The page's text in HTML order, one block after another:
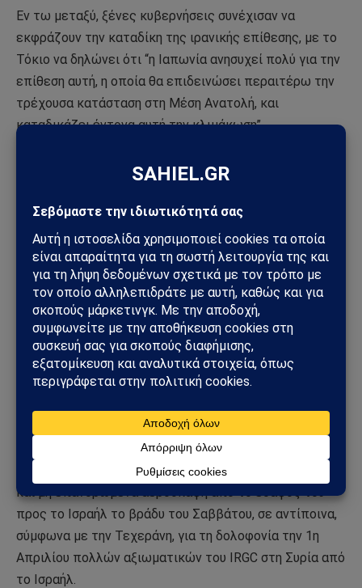
Εν τω μεταξύ, ξένες κυβερνήσεις συνέχισαν να
εκφράζουν την καταδίκη της ιρανικής επίθεσης, με το
Τόκιο να δηλώνει ότι “η Ιαπωνία ανησυχεί πολύ για την
επίθεση αυτή, η οποία θα επιδεινώσει περαιτέρω την
τρέχουσα κατάσταση στη Μέση Ανατολή, και
καταδικάζει έντονα αυτή την κλιμάκωση”.
Η Ντόχα, προστάτιδα της Χαμάς, η οποία μεσολαβεί
δήλωσε:“Το Κατάρ εκφράζει την ανησυχία του για τις
εξελίξεις στην περιοχή και καλεί όλα τα μέρη να
σταματήσουν την κλιμάκωση και να επιδείξουν
αυτοσυγκράτηση”. Το υπουργείο πρόσθεσε ότι “καλούμε
τη διεθνή κοινότητα να αναλάβει επειγόντως δράση
για την εκτόνωση της έντασης και τη μείωση της
κλιμάκωσης. Ανανεώνουμε τη δέσμευση του Κατάρ να
συνδράμει όλες τις περιφερειακές και διεθνείς
προσπάθειες που αποσκοπούν στην επίτευξη
Το Ιράν εκτόξευσε περισσότερους από 300 πυραύλους
και μη επανδρωμένα αεροσκάφη από το έδαφός του
προς το Ισραήλ το βράδυ του Σαββάτου, σε αντίποινα,
σύμφωνα με την Τεχεράνη, για τη δολοφονία την 1η
Απριλίου πολλών αξιωματικών του IRGC στη Συρία από
το Ισραήλ.